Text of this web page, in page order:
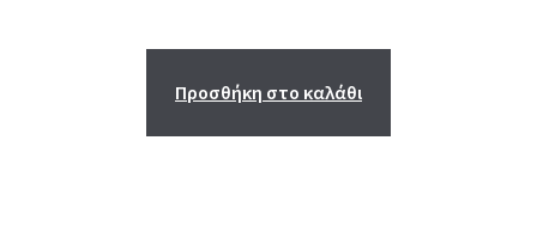
Προσθήκη στο καλάθι